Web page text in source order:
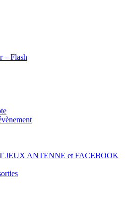
– Flash
JEUX ANTENNE et FACEBOOK